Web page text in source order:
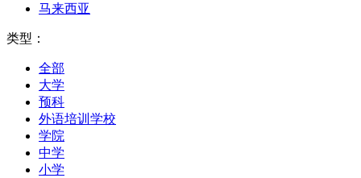
马来西亚
类型：
全部
大学
预科
外语培训学校
学院
中学
小学